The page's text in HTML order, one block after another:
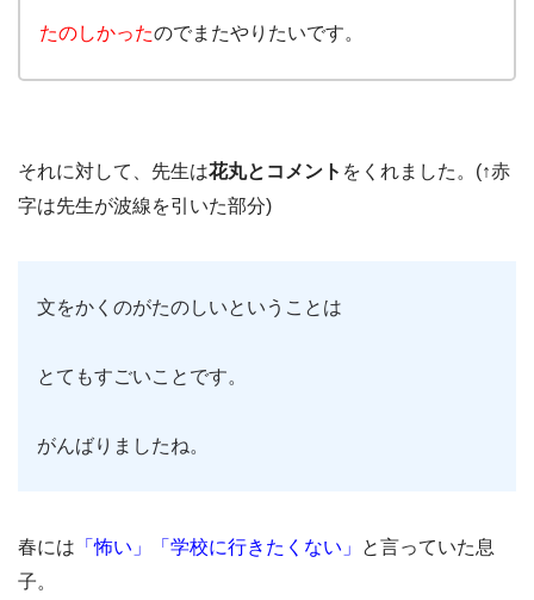
たのしかったのでまたやりたいです。
それに対して、先生は花丸とコメント をくれました。(↑赤
字は先生が波線を引いた部分)
文をかくのがたのしいということは
とてもすごいことです。
がんばりましたね。
春には 「怖い」「学校に行きたくない」
と言っていた息
子。